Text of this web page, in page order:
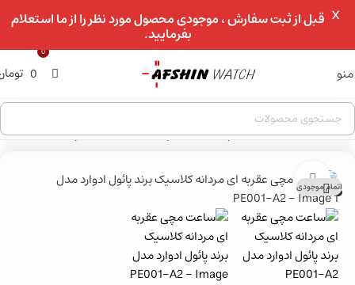
عبور به ناوبری
منو
0
0
خانه»فروشگاه»ساعت مچی»ساعت مچی مردانه»ساعت مچی کلاسیک
اتمام موجودی بزرگنمایی تصویر
قبل از ثبت سفارش ، موجودی محصول مورد نظر را از ما استعلام
بفرمایید.
X